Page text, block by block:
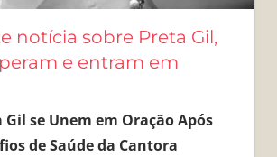
notícia sobre Preta Gil,
e entram em
Gil se Unem em Oração Após
de Saúde da Cantora